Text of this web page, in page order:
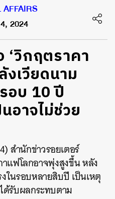
AFFAIRS
2024
‘วิกฤตราคา
เวียดนาม
อบ 10 ปี
อาจไม่ช่วย
สำนักข่าวรอยเตอร์
าแฟโลกอาจพุ่งสูงขึ้น หลัง
ในรอบหลายสิบปี เป็นเหตุ
ด้รับผลกระทบตาม